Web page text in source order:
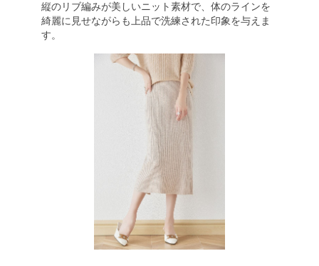
縦のリブ編みが美しいニット素材で、体のラインを
綺麗に見せながらも上品で洗練された印象を与えま
す。